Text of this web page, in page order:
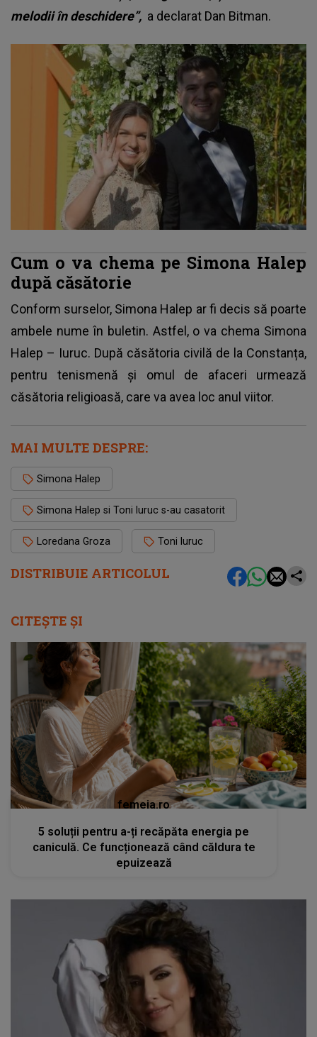
DISTRIBUIE ARTICOLUL
melodii în deschidere”, a declarat Dan Bitman.
Cum o va chema pe Simona Halep
după căsătorie
Conform surselor, Simona Halep ar fi decis să poarte
ambele nume în buletin. Astfel, o va chema Simona
Halep – Iuruc. După căsătoria civilă de la Constanța,
pentru tenismenă și omul de afaceri urmează
căsătoria religioasă, care va avea loc anul viitor.
MAI MULTE DESPRE:
Simona Halep
Simona Halep si Toni Iuruc s-au casatorit
Loredana Groza Toni Iuruc
CITEȘTE ȘI
femeia.ro
5 soluții pentru a-ți recăpăta energia pe
caniculă. Ce funcționează când căldura te
epuizează